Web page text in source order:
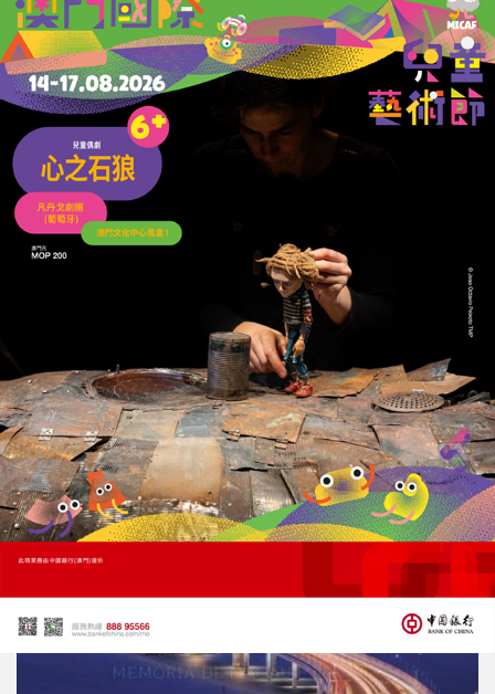
14/07/2026 3996
珠海打造「企業之家」一站式服務
港澳政務204項可零出關辦理
06/07/2026 33576